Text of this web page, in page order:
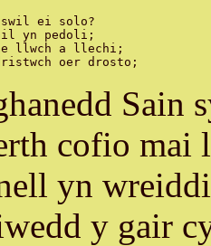
ei solo?
yn pedoli;
llwch a llechi;
Sain
cofio
yn
y gair